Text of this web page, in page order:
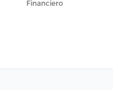
Financiero